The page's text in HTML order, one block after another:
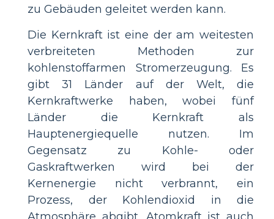
zu Gebäuden geleitet werden kann.
Die Kernkraft ist eine der am weitesten
verbreiteten Methoden zur
kohlenstoffarmen Stromerzeugung. Es
gibt 31 Länder auf der Welt, die
Kernkraftwerke haben, wobei fünf
Länder die Kernkraft als
Hauptenergiequelle nutzen. Im
Gegensatz zu Kohle- oder
Gaskraftwerken wird bei der
Kernenergie nicht verbrannt, ein
Prozess, der Kohlendioxid in die